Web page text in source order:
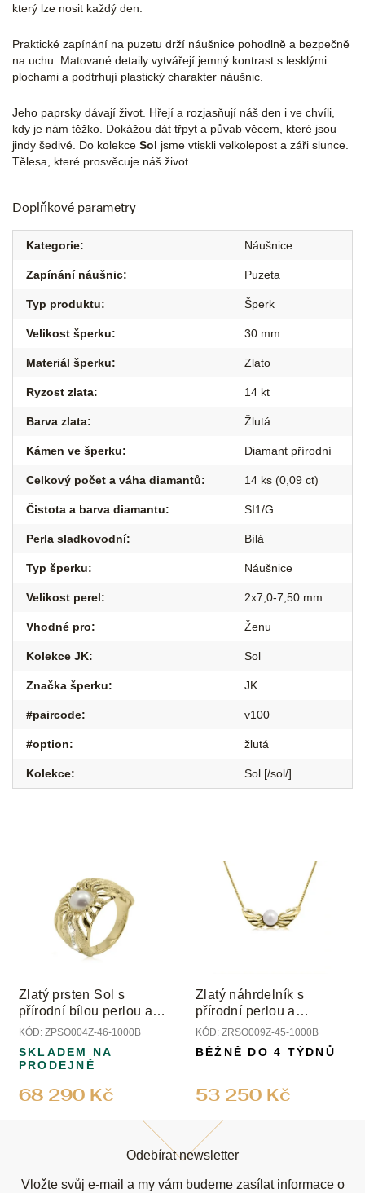
který lze nosit každý den.
Praktické zapínání na puzetu drží náušnice pohodlně a bezpečně
na uchu. Matované detaily vytvářejí jemný kontrast s lesklými
plochami a podtrhují plastický charakter náušnic.
Jeho paprsky dávají život. Hřejí a rozjasňují náš den i ve chvíli,
kdy je nám těžko. Dokážou dát třpyt a půvab věcem, které jsou
jindy šedivé. Do kolekce Sol jsme vtiskli velkolepost a záři slunce.
Tělesa, které prosvěcuje náš život.
Doplňkové parametry
Kategorie: Náušnice
Zapínání náušnic: Puzeta
Typ produktu: Šperk
Velikost šperku: 30 mm
Materiál šperku: Zlato
Ryzost zlata: 14 kt
Barva zlata: Žlutá
Kámen ve šperku: Diamant přírodní
Celkový počet a váha diamantů: 14 ks (0,09 ct)
Čistota a barva diamantu: SI1/G
Perla sladkovodní: Bílá
Typ šperku: Náušnice
Velikost perel: 2x7,0-7,50 mm
Vhodné pro: Ženu
Kolekce JK: Sol
Značka šperku: JK
#paircode: v100
#option: žlutá
Kolekce: Sol [/sol/]
Zlatý prsten Sol s
přírodní bílou perlou a
diamanty
KÓD: ZPSO004Z-46-1000B
68 290 Kč
SKLADEM NA
PRODEJNĚ
Zlatý náhrdelník s
přírodní perlou a
diamanty
KÓD: ZRSO009Z-45-1000B
53 250 Kč
BĚŽNĚ DO 4 TÝDNŮ
Odebírat newsletter
Vložte svůj e-mail a my vám budeme zasílat informace o